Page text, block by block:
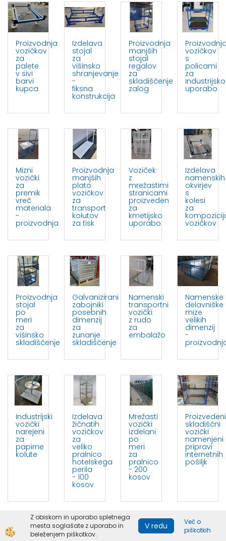
Proizvodnja
vozičkov
za
palete
v sivi
barvi
kupca
Izdelava
stojal
za
višinsko
shranjevanje
-
fiksna
konstrukcija
Proizvodnja
manjših
stojal
regalov
za
skladiščenje
zalog
vozičkov
s
policami
za
industrijsko
uporabo
Mizni
vozički
za
premik
vreč
materiala
-
proizvodnja
Proizvodnja
manjših
plato
vozičkov
za
transport
kolutov
za tisk
Voziček
z
mrežastimi
stranicami
proizveden
za
kmetijsko
uporabo
Izdelava
namenskih
okvirjev
s
kolesi
za
vozičkov
Proizvodnja
stojal
po
meri
za
višinsko
skladiščenje
Galvanizirani
zabojniki
posebnih
dimenzij
za
zunanje
skladiščenje
Namenski
transportni
vozički
z rudo
za
embalažo
Namenske
delavniške
mize
velikih
dimenzij
-
Industrijski
vozički
narejeni
za
papirne
kolute
Izdelava
žičnatih
vozičkov
za
veliko
pralnico
hotelskega
perila
- 100
kosov
Mrežasti
vozički
izdelani
po
meri
za
pralnico
- 200
kosov
Proizvedeni
skladiščni
vozički
namenjeni
pripravi
internetnih
pošiljk
Z obiskom in uporabo spletnega
mesta soglašate z uporabo in
beleženjem piškotkov.
V redu
Več o
piškotkih